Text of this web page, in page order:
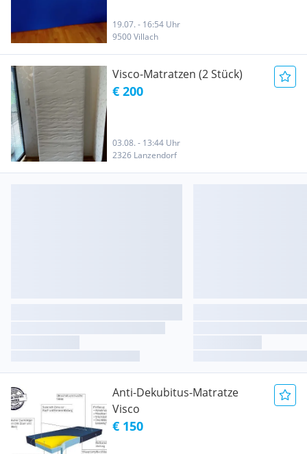
19.07. - 16:54 Uhr
9500 Villach
Visco-Matratzen (2 Stück)
€ 200
03.08. - 13:44 Uhr
2326 Lanzendorf
Anti-Dekubitus-Matratze
Visco
€ 150